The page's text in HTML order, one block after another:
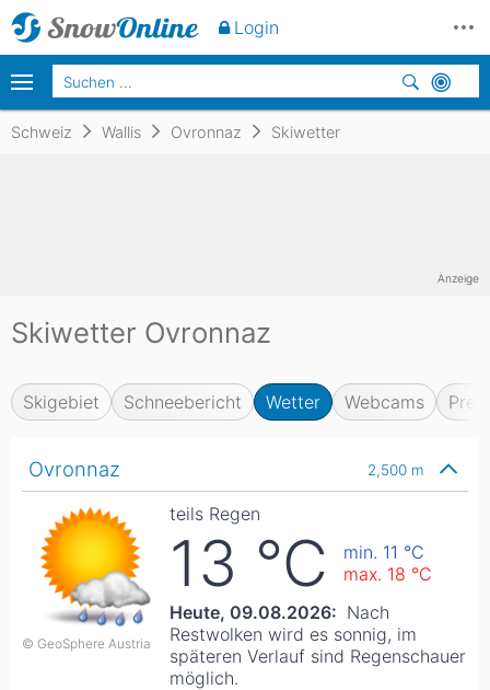
Schweiz Wallis Ovronnaz Skiwetter
Skiwetter Ovronnaz
Skigebiet Schneebericht Wetter Webcams
Ovronnaz 2,500 m
© GeoSphere Austria
teils Regen
13 °C min. 11 °C
max. 18 °C
Heute, 09.08.2026: Nach
Restwolken wird es sonnig, im
späteren Verlauf sind Regenschauer
möglich.
Anzeige
Login